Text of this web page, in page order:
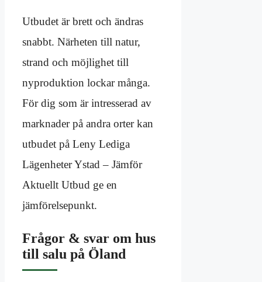
Utbudet är brett och ändras
snabbt. Närheten till natur,
strand och möjlighet till
nyproduktion lockar många.
För dig som är intresserad av
marknader på andra orter kan
utbudet på Leny Lediga
Lägenheter Ystad – Jämför
Aktuellt Utbud ge en
jämförelsepunkt.
Frågor & svar om hus
till salu på Öland